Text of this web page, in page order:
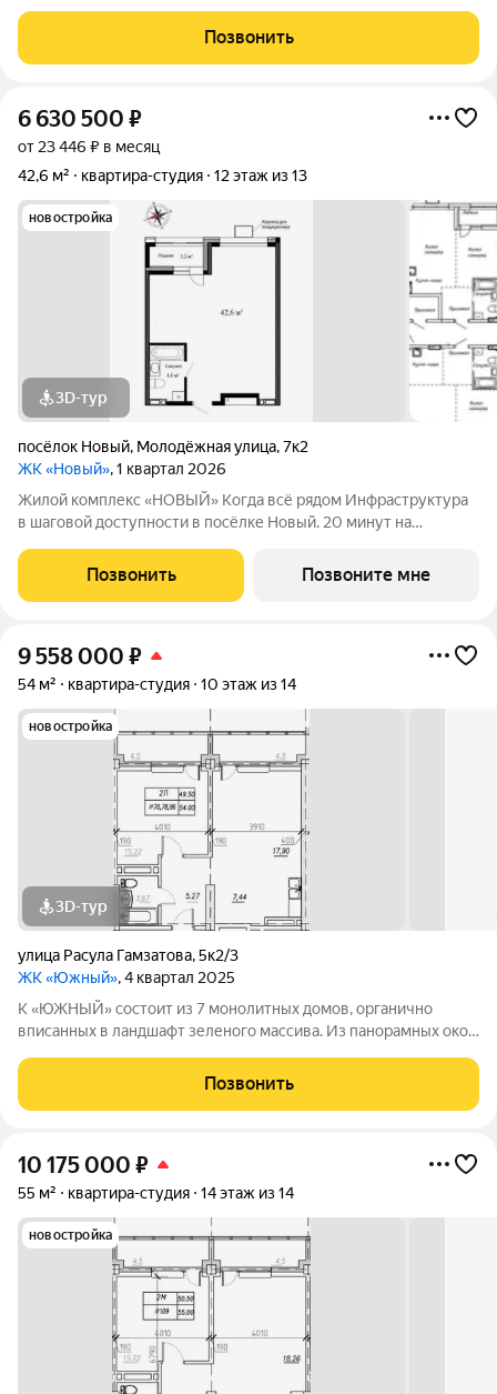
Благоустроенная территория и современная инфраструктура
создадут все условия для вашей
Позвонить
6 630 500 ₽
от 23 446 ₽ в месяц
42,6 м²
квартира-студия 12 этаж из 13
новостройка
3D-тур
посёлок Новый, Молодёжная улица,7к2
ЖК «Новый», 1 квартал 2026
Жилой комплекс «НОВЫЙ» Когда всё рядом Инфраструктура
в шаговой доступности в посёлке Новый. 20 минут на
2 дома с авторской архитектурой высотой 13 жилых этажей;
Семейные квартиры
Позвонить Позвоните мне
9 558 000 ₽
54 м² квартира-студия 10 этаж из 14
новостройка
3D-тур
улица Расула Гамзатова,5к2/3
ЖК «Южный», 4 квартал 2025
К «ЮЖНЫЙ» состоит из 7 монолитных домов, органично
вписанных в ландшафт зеленого массива. Из панорамных окон
Благоустроенная территория и современная инфраструктура
создадут все условия для вашей
Позвонить
10 175 000 ₽
55 м² квартира-студия 14 этаж из 14
новостройка